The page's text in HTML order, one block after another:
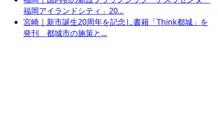
福岡アイランドシティ」20...
宮崎｜新市誕生20周年を記念し書籍「Think都城」を
発刊 都城市の施策と...